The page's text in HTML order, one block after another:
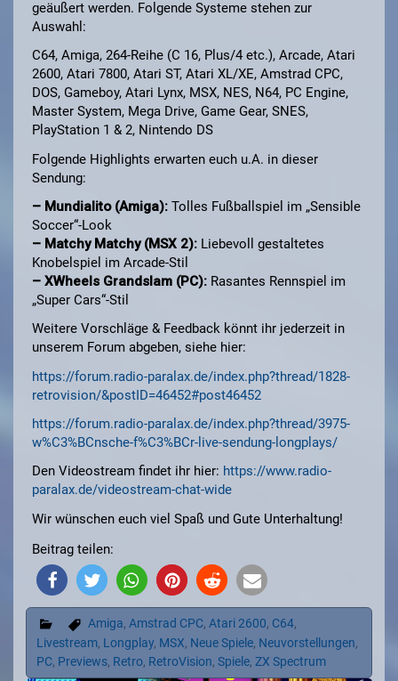
geäußert werden. Folgende Systeme stehen zur
Auswahl:
C64, Amiga, 264-Reihe (C 16, Plus/4 etc.), Arcade, Atari
2600, Atari 7800, Atari ST, Atari XL/XE, Amstrad CPC,
DOS, Gameboy, Atari Lynx, MSX, NES, N64, PC Engine,
Master System, Mega Drive, Game Gear, SNES,
PlayStation 1 & 2, Nintendo DS
Folgende Highlights erwarten euch u.A. in dieser
Sendung:
– Mundialito (Amiga): Tolles Fußballspiel im „Sensible
Soccer“-Look
– Matchy Matchy (MSX 2): Liebevoll gestaltetes
Knobelspiel im Arcade-Stil
– XWheels Grandslam (PC): Rasantes Rennspiel im
„Super Cars“-Stil
Weitere Vorschläge & Feedback könnt ihr jederzeit in
unserem Forum abgeben, siehe hier:
https://forum.radio-paralax.de/index.php?thread/1828-
retrovision/&postID=46452#post46452
https://forum.radio-paralax.de/index.php?thread/3975-
w%C3%BCnsche-f%C3%BCr-live-sendung-longplays/
Den Videostream findet ihr hier: https://www.radio-
paralax.de/videostream-chat-wide
Wir wünschen euch viel Spaß und Gute Unterhaltung!
Beitrag teilen:
Amiga, Amstrad CPC, Atari 2600, C64,
Livestream, Longplay, MSX, Neue Spiele, Neuvorstellungen,
PC, Previews, Retro, RetroVision,Spiele,ZX Spectrum